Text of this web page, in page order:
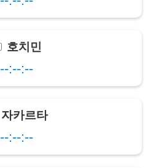
호치민
--:--:--
자카르타
--:--:--